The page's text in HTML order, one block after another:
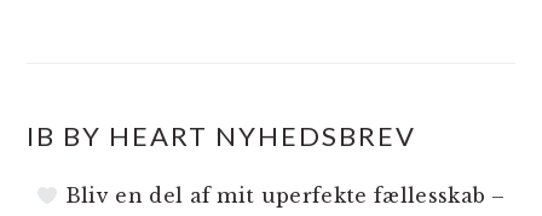
IB BY HEART NYHEDSBREV
Bliv en del af mit uperfekte fællesskab –